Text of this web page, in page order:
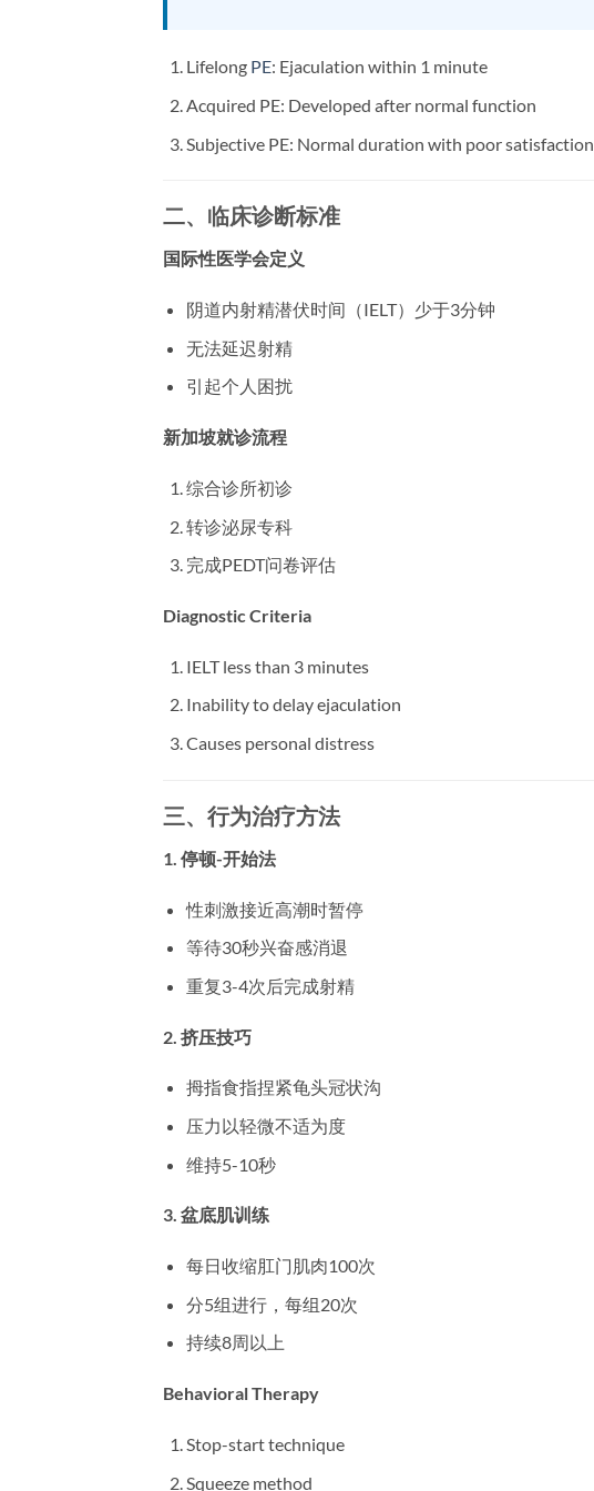
Lifelong PE: Ejaculation within 1 minute
Acquired PE: Developed after normal function
Subjective PE: Normal duration with poor satisfaction
二、临床诊断标准
国际性医学会定义
阴道内射精潜伏时间（IELT）少于3分钟
无法延迟射精
引起个人困扰
新加坡就诊流程
综合诊所初诊
转诊泌尿专科
完成PEDT问卷评估
Diagnostic Criteria
IELT less than 3 minutes
Inability to delay ejaculation
Causes personal distress
三、行为治疗方法
1. 停顿-开始法
性刺激接近高潮时暂停
等待30秒兴奋感消退
重复3-4次后完成射精
2. 挤压技巧
拇指食指捏紧龟头冠状沟
压力以轻微不适为度
维持5-10秒
3. 盆底肌训练
每日收缩肛门肌肉100次
分5组进行，每组20次
持续8周以上
Behavioral Therapy
Stop-start technique
Squeeze method